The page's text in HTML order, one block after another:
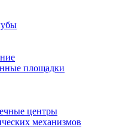
площадки
центры
механизмов